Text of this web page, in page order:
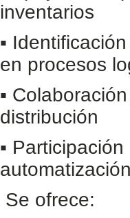
inventarios
▪
en procesos
▪
distribución
▪
Se ofrece: